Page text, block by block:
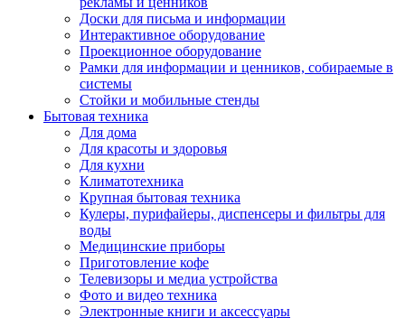
Доски для письма и информации
Интерактивное оборудование
Проекционное оборудование
Рамки для информации и ценников, собираемые в
системы
Стойки и мобильные стенды
Бытовая техника
Для дома
Для красоты и здоровья
Для кухни
Климатотехника
Крупная бытовая техника
Кулеры, пурифайеры, диспенсеры и фильтры для
воды
Медицинские приборы
Приготовление кофе
Телевизоры и медиа устройства
Фото и видео техника
Электронные книги и аксессуары